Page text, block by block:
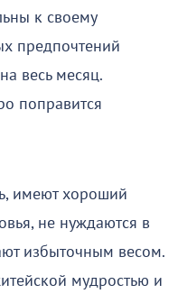
к своему
предпочтений
весь месяц.
поправится
имеют хороший
не нуждаются в
избыточным весом.
мудростью и